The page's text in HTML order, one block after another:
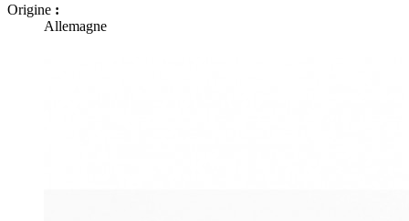
Origine :
Allemagne